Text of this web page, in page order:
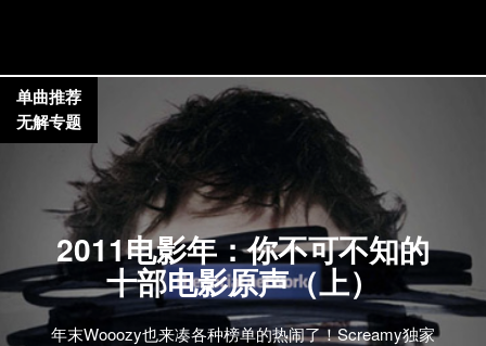
2011电影年：你不可不知的
十部电影原声（上）
年末Wooozy也来凑各种榜单的热闹了！Screamy独家
单曲推荐
无解专题